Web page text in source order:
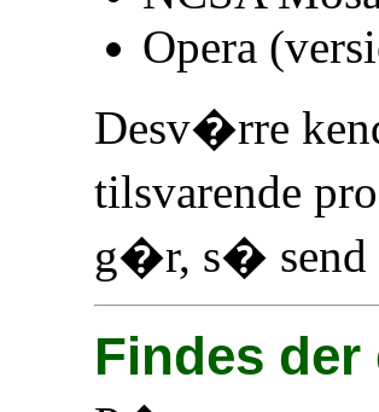
Opera
Desv�rre
tilsvarende
g�r, s� send
Findes